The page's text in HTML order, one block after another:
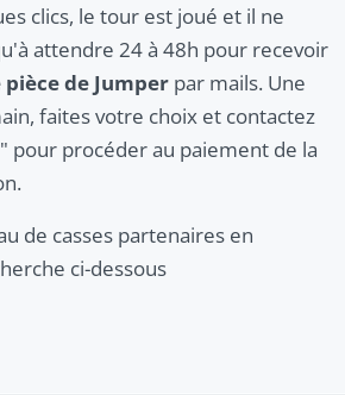
clics, le tour est joué et il ne
attendre 24 à 48h pour recevoir
de Jumper par mails. Une
faites votre choix et contactez
pour procéder au paiement de la
de casses partenaires en
ci-dessous